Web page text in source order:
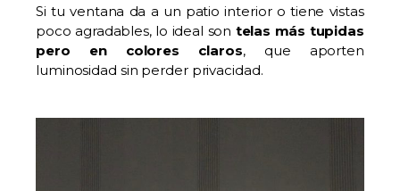
Si tu ventana da a un patio interior o tiene vistas
poco agradables, lo ideal son telas más tupidas
pero en colores claros, que aporten
luminosidad sin perder privacidad.